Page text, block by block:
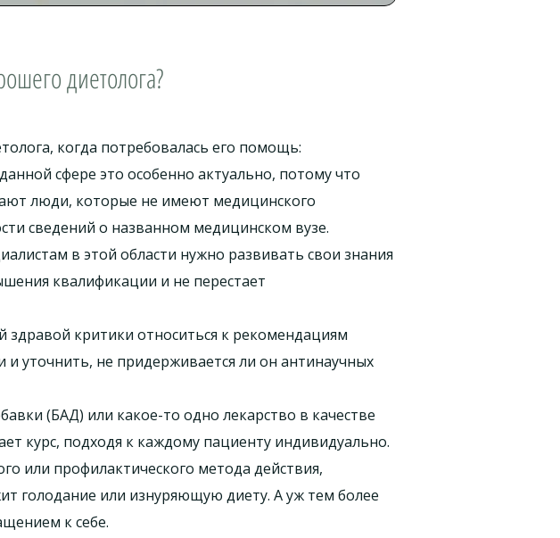
диетолога?
когда потребовалась его помощь:
сфере это особенно актуально, потому что
люди, которые не имеют медицинского
сведений о названном медицинском вузе.
в этой области нужно развивать свои знания
квалификации и не перестает
критики относиться к рекомендациям
уточнить, не придерживается ли он антинаучных
(БАД) или какое-то одно лекарство в качестве
курс, подходя к каждому пациенту индивидуально.
или профилактического метода действия,
голодание или изнуряющую диету. А уж тем более
к себе.